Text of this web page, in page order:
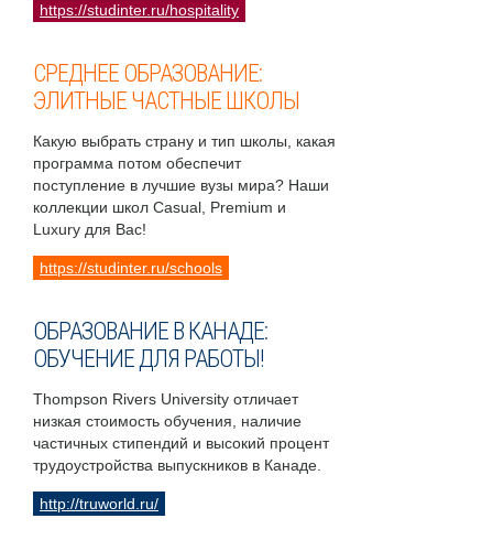
https://studinter.ru/hospitality
СРЕДНЕЕ ОБРАЗОВАНИЕ:
ЭЛИТНЫЕ ЧАСТНЫЕ ШКОЛЫ
Какую выбрать страну и тип школы, какая
программа потом обеспечит
поступление в лучшие вузы мира? Наши
коллекции школ Casual, Premium и
Luxury для Вас!
https://studinter.ru/schools
ОБРАЗОВАНИЕ В КАНАДЕ:
ОБУЧЕНИЕ ДЛЯ РАБОТЫ!
Thompson Rivers University отличает
низкая стоимость обучения, наличие
частичных стипендий и высокий процент
трудоустройства выпускников в Канаде.
http://truworld.ru/